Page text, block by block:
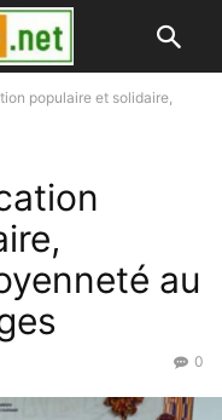
populaire et solidaire,
au
0